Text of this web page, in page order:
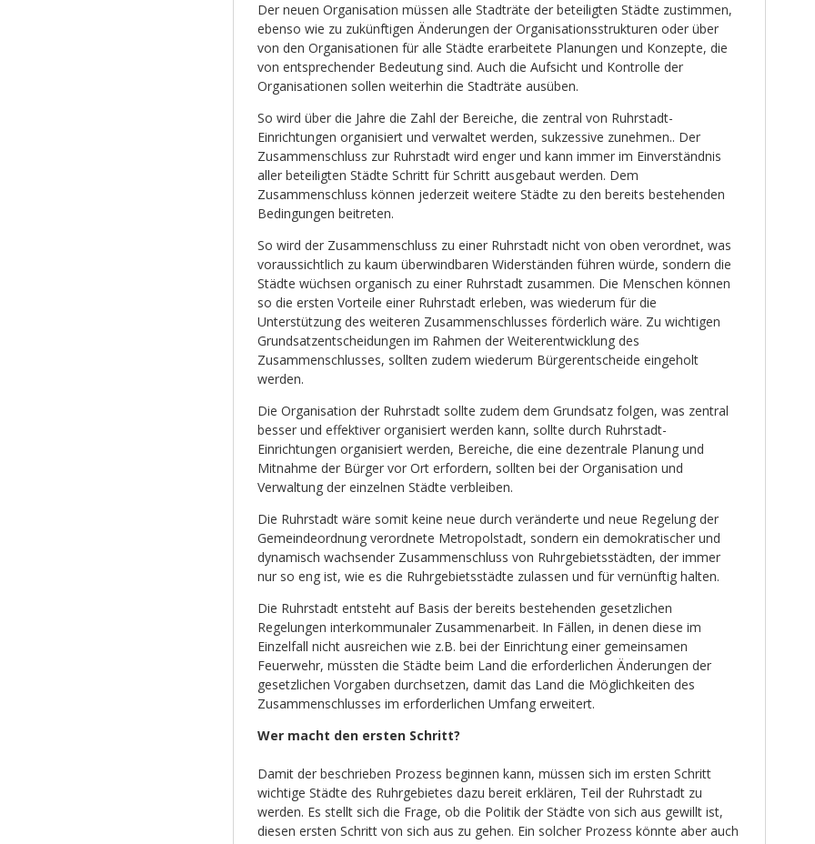
Der neuen Organisation müssen alle Stadträte der beteiligten Städte zustimmen,
ebenso wie zu zukünftigen Änderungen der Organisationsstrukturen oder über
von den Organisationen für alle Städte erarbeitete Planungen und Konzepte, die
von entsprechender Bedeutung sind. Auch die Aufsicht und Kontrolle der
Organisationen sollen weiterhin die Stadträte ausüben.
So wird über die Jahre die Zahl der Bereiche, die zentral von Ruhrstadt-
Einrichtungen organisiert und verwaltet werden, sukzessive zunehmen.. Der
Zusammenschluss zur Ruhrstadt wird enger und kann immer im Einverständnis
aller beteiligten Städte Schritt für Schritt ausgebaut werden. Dem
Zusammenschluss können jederzeit weitere Städte zu den bereits bestehenden
Bedingungen beitreten.
So wird der Zusammenschluss zu einer Ruhrstadt nicht von oben verordnet, was
voraussichtlich zu kaum überwindbaren Widerständen führen würde, sondern die
Städte wüchsen organisch zu einer Ruhrstadt zusammen. Die Menschen können
so die ersten Vorteile einer Ruhrstadt erleben, was wiederum für die
Unterstützung des weiteren Zusammenschlusses förderlich wäre. Zu wichtigen
Grundsatzentscheidungen im Rahmen der Weiterentwicklung des
Zusammenschlusses, sollten zudem wiederum Bürgerentscheide eingeholt
werden.
Die Organisation der Ruhrstadt sollte zudem dem Grundsatz folgen, was zentral
besser und effektiver organisiert werden kann, sollte durch Ruhrstadt-
Einrichtungen organisiert werden, Bereiche, die eine dezentrale Planung und
Mitnahme der Bürger vor Ort erfordern, sollten bei der Organisation und
Verwaltung der einzelnen Städte verbleiben.
Die Ruhrstadt wäre somit keine neue durch veränderte und neue Regelung der
Gemeindeordnung verordnete Metropolstadt, sondern ein demokratischer und
dynamisch wachsender Zusammenschluss von Ruhrgebietsstädten, der immer
nur so eng ist, wie es die Ruhrgebietsstädte zulassen und für vernünftig halten.
Die Ruhrstadt entsteht auf Basis der bereits bestehenden gesetzlichen
Regelungen interkommunaler Zusammenarbeit. In Fällen, in denen diese im
Einzelfall nicht ausreichen wie z.B. bei der Einrichtung einer gemeinsamen
Feuerwehr, müssten die Städte beim Land die erforderlichen Änderungen der
gesetzlichen Vorgaben durchsetzen, damit das Land die Möglichkeiten des
Zusammenschlusses im erforderlichen Umfang erweitert.
Wer macht den ersten Schritt?
Damit der beschrieben Prozess beginnen kann, müssen sich im ersten Schritt
wichtige Städte des Ruhrgebietes dazu bereit erklären, Teil der Ruhrstadt zu
werden. Es stellt sich die Frage, ob die Politik der Städte von sich aus gewillt ist,
diesen ersten Schritt von sich aus zu gehen. Ein solcher Prozess könnte aber auch